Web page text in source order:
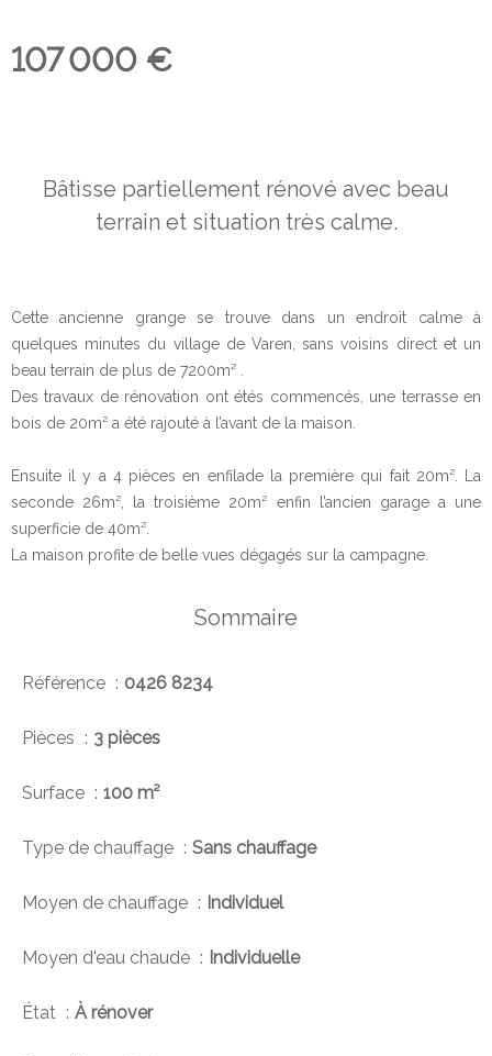
107 000 €
Bâtisse partiellement rénové avec beau
terrain et situation très calme.
Cette ancienne grange se trouve dans un endroit calme à
quelques minutes du village de Varen, sans voisins direct et un
beau terrain de plus de 7200m² .
Des travaux de rénovation ont étés commencés, une terrasse en
bois de 20m² a été rajouté à l’avant de la maison.
Ensuite il y a 4 pièces en enfilade la première qui fait 20m². La
seconde 26m², la troisième 20m² enfin l’ancien garage a une
superficie de 40m².
La maison profite de belle vues dégagés sur la campagne.
Sommaire
Référence 0426 8234
Pièces 3 pièces
Surface 100 m²
Type de chauffage Sans chauffage
Moyen de chauffage Individuel
Moyen d'eau chaude Individuelle
État À rénover